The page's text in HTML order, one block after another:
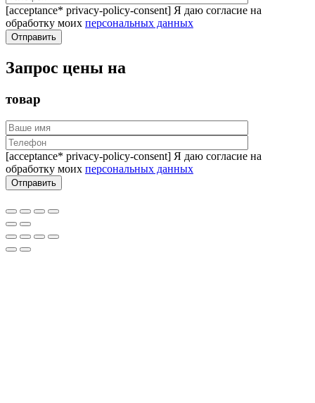
[acceptance* privacy-policy-consent] Я даю согласие на
обработку моих персональных данных
Запрос цены на
товар
[acceptance* privacy-policy-consent] Я даю согласие на
обработку моих персональных данных